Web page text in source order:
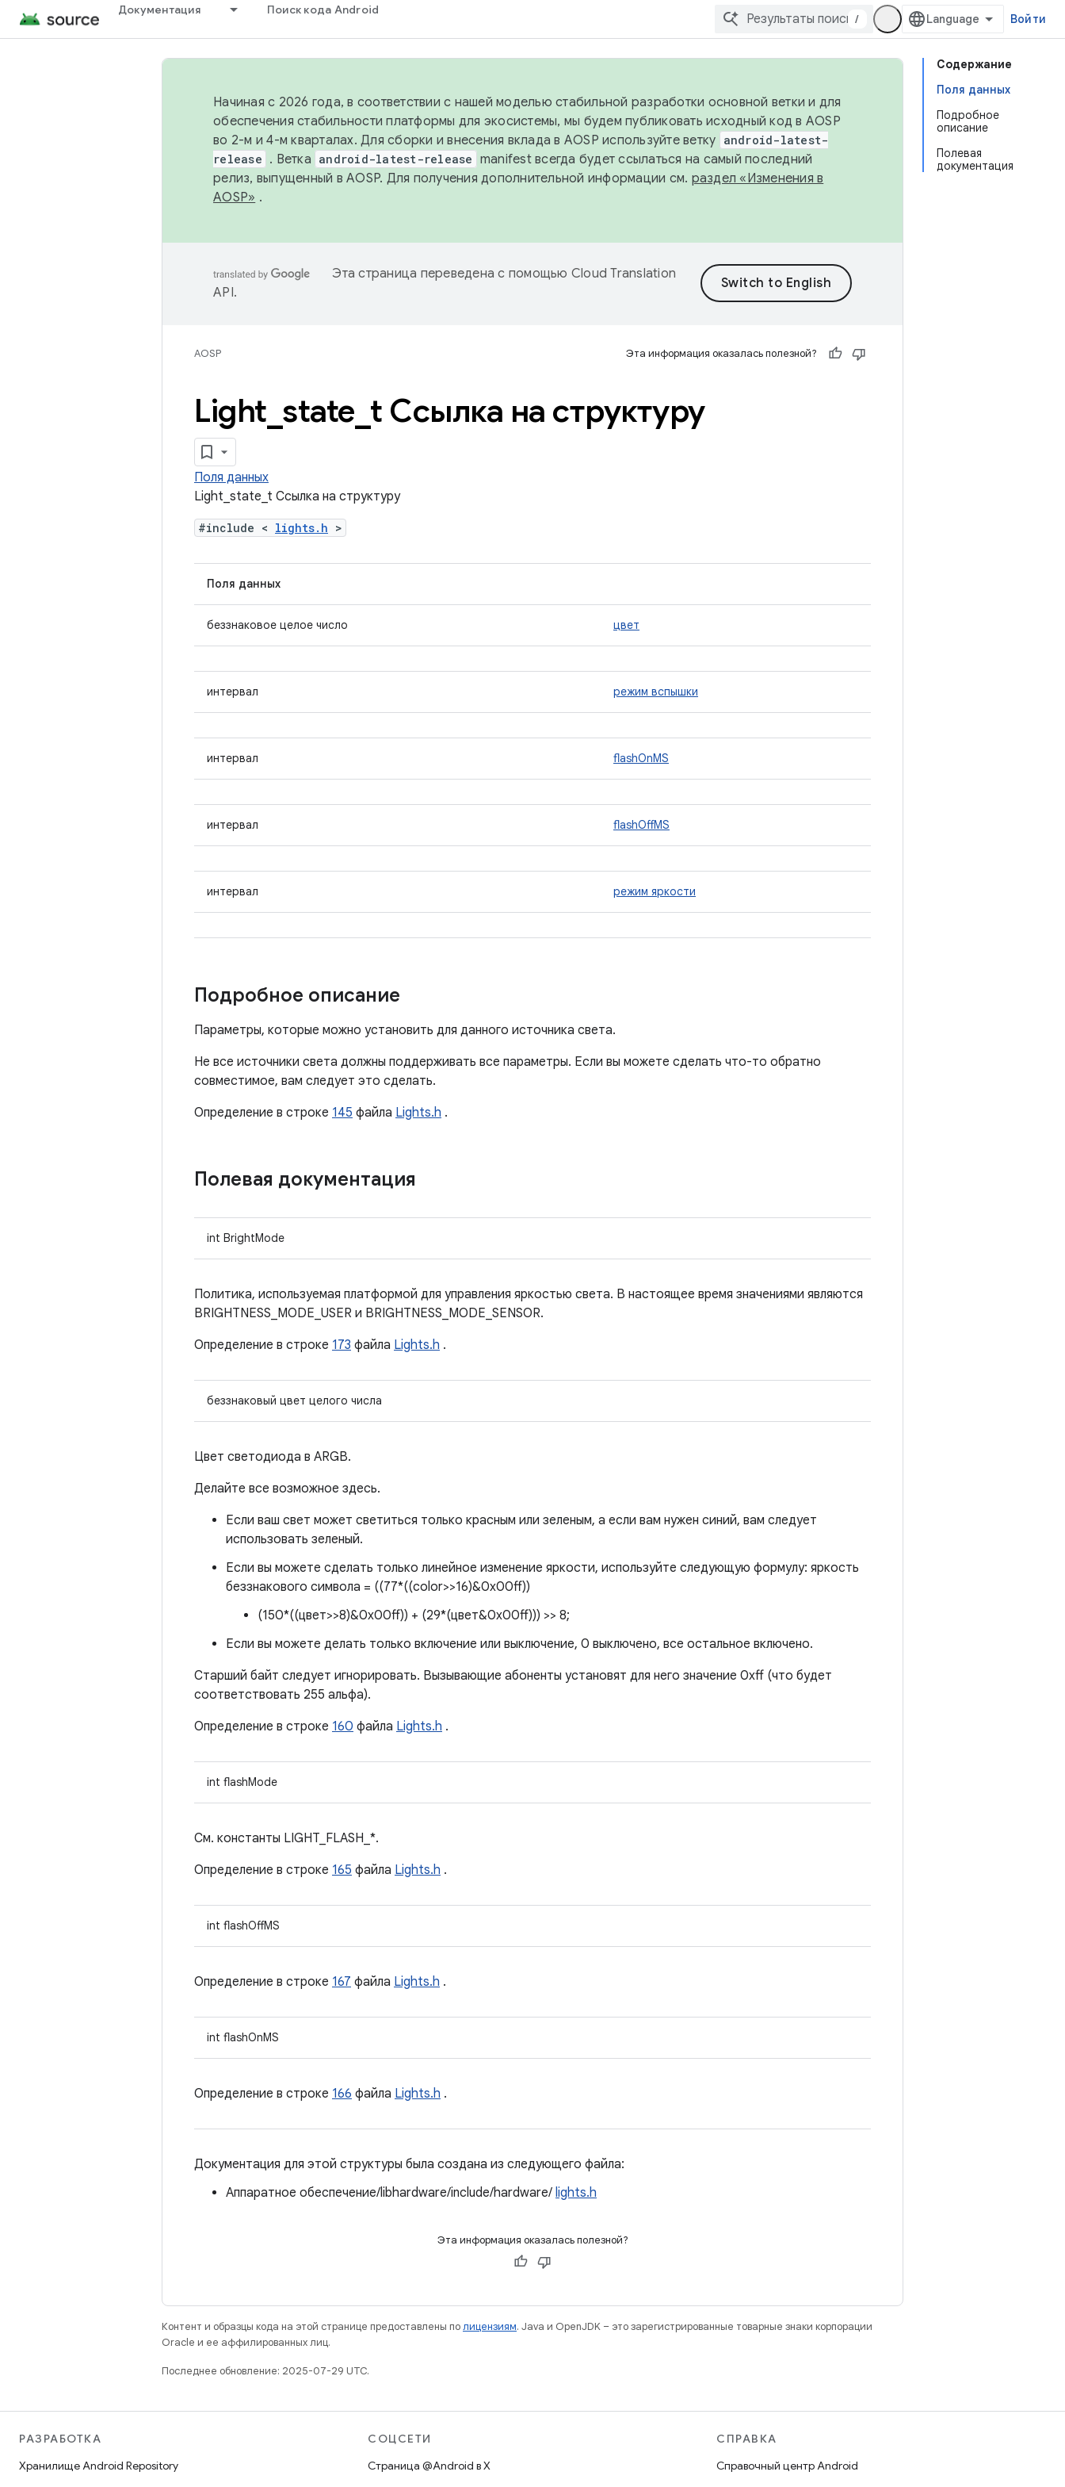
Документация Поиск кода Android
/ Войти
Содержание
Поля данных
Подробное
описание
Полевая
документация
Начиная с 2026 года, в соответствии с нашей моделью стабильной разработки основной ветки и для
обеспечения стабильности платформы для экосистемы, мы будем публиковать исходный код в AOSP
во 2-м и 4-м кварталах. Для сборки и внесения вклада в AOSP используйте ветку android-latest-
release . Ветка android-latest-release manifest всегда будет ссылаться на самый последний
релиз, выпущенный в AOSP. Для получения дополнительной информации см. раздел «Изменения в
AOSP» .
Эта страница переведена с помощью Cloud Translation
API.
AOSP Эта информация оказалась полезной?
Light state t Ссылка на структуру
Поля данных
Light_state_t Ссылка на структуру
#include < lights.h >
Поля данных
беззнаковое целое число цвет
интервал режим вспышки
интервал flashOnMS
интервал flashOffMS
интервал режим яркости
Подробное описание
Параметры, которые можно установить для данного источника света.
Не все источники света должны поддерживать все параметры. Если вы можете сделать что-то обратно
совместимое, вам следует это сделать.
Определение в строке 145 файла Lights.h .
Полевая документация
int BrightMode
Политика, используемая платформой для управления яркостью света. В настоящее время значениями являются
BRIGHTNESS_MODE_USER и BRIGHTNESS_MODE_SENSOR.
Определение в строке 173 файла Lights.h .
беззнаковый цвет целого числа
Цвет светодиода в ARGB.
Делайте все возможное здесь.
Если ваш свет может светиться только красным или зеленым, а если вам нужен синий, вам следует
использовать зеленый.
Если вы можете сделать только линейное изменение яркости, используйте следующую формулу: яркость
беззнакового символа = ((77*((color>>16)&0x00ff))
(150*((цвет>>8)&0x00ff)) + (29*(цвет&0x00ff))) >> 8;
Если вы можете делать только включение или выключение, 0 выключено, все остальное включено.
Старший байт следует игнорировать. Вызывающие абоненты установят для него значение 0xff (что будет
соответствовать 255 альфа).
Определение в строке 160 файла Lights.h .
int flashMode
См. константы LIGHT_FLASH_*.
Определение в строке 165 файла Lights.h .
int flashOffMS
Определение в строке 167 файла Lights.h .
int flashOnMS
Определение в строке 166 файла Lights.h .
Документация для этой структуры была создана из следующего файла:
Аппаратное обеспечение/libhardware/include/hardware/ lights.h
Эта информация оказалась полезной?
Контент и образцы кода на этой странице предоставлены полицензиям. Java и OpenJDK – это зарегистрированные товарные знаки корпорации
Oracle и ее аффилированных лиц.
Последнее обновление: 2025-07-29 UTC.
РАЗРАБОТКА
Хранилище Android Repository
СОЦСЕТИ
Страница @Android в X
СПРАВКА
Справочный центр Android